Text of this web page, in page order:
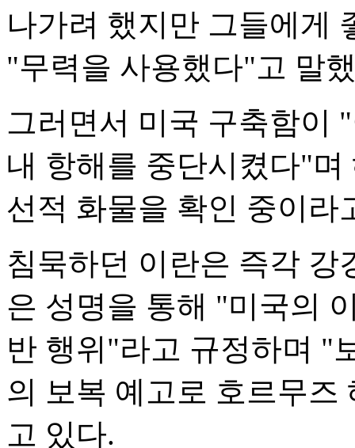
나가려 했지만 그들에게
"무력을 사용했다"고 말
그러면서 미국 구축함이
내 항해를 중단시켰다"
선적 화물을 확인 중이라
침묵하던 이란은 즉각 강
은 성명을 통해 "미국의
반 행위"라고 규정하며 "
의 보복 예고로 호르무즈
고 있다.